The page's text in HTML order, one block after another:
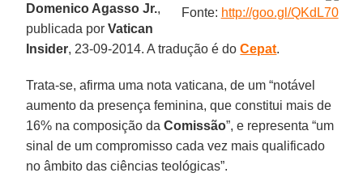
Fonte: http://goo.gl/QKdL70
Domenico Agasso Jr.,
publicada porVatican
Insider, 23-09-2014. A tradução é doCepat.
Trata-se, afirma uma nota vaticana, de um “notável
aumento da presença feminina, que constitui mais de
16% na composição daComissão”, e representa “um
sinal de um compromisso cada vez mais qualificado
no âmbito das ciências teológicas”.